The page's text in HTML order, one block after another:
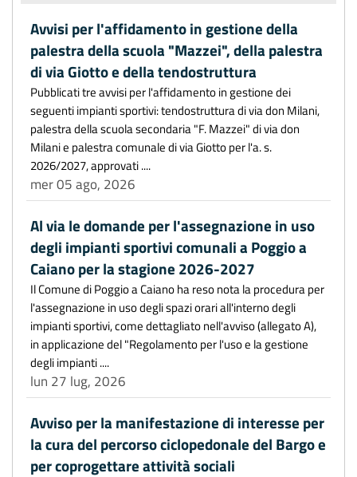
Avvisi per l'affidamento in gestione della
palestra della scuola "Mazzei", della palestra
di via Giotto e della tendostruttura
Pubblicati tre avvisi per l'affidamento in gestione dei
seguenti impianti sportivi: tendostruttura di via don Milani,
palestra della scuola secondaria "F. Mazzei" di via don
Milani e palestra comunale di via Giotto per l'a. s.
2026/2027, approvati ....
mer 05 ago, 2026
Al via le domande per l'assegnazione in uso
degli impianti sportivi comunali a Poggio a
Caiano per la stagione 2026-2027
Il Comune di Poggio a Caiano ha reso nota la procedura per
l'assegnazione in uso degli spazi orari all'interno degli
impianti sportivi, come dettagliato nell'avviso (allegato A),
in applicazione del "Regolamento per l'uso e la gestione
degli impianti ....
lun 27 lug, 2026
Avviso per la manifestazione di interesse per
la cura del percorso ciclopedonale del Bargo e
per coprogettare attività sociali